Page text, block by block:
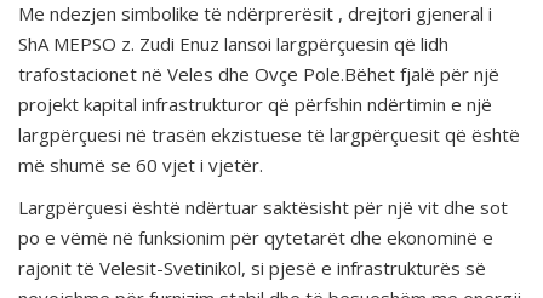
Me ndezjen simbolike të ndërprerësit , drejtori gjeneral i
ShA MEPSO z. Zudi Enuz lansoi largpërçuesin që lidh
trafostacionet në Veles dhe Ovçe Pole.Bëhet fjalë për një
projekt kapital infrastrukturor që përfshin ndërtimin e një
largpërçuesi në trasën ekzistuese të largpërçuesit që është
më shumë se 60 vjet i vjetër.
Largpërçuesi është ndërtuar saktësisht për një vit dhe sot
po e vëmë në funksionim për qytetarët dhe ekonominë e
rajonit të Velesit-Svetinikol, si pjesë e infrastrukturës së